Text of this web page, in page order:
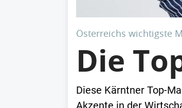
Österreichs wichtigste
Die
Diese Kärntner Top-